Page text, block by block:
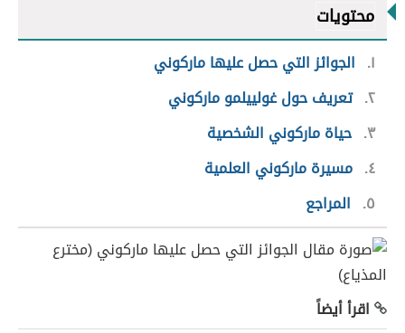
محتويات
١
الجوائز التي حصل عليها ماركوني
٢ تعريف حول غولييلمو ماركوني
٣ حياة ماركوني الشخصية
٤ مسيرة ماركوني العلمية
٥
المراجع
اقرأ أيضاً